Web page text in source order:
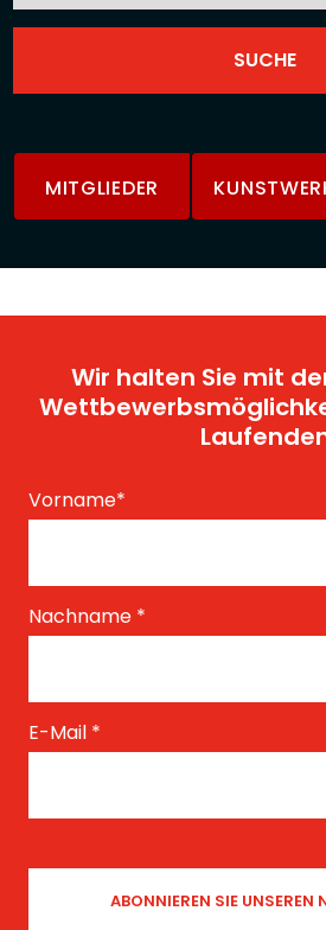
MITGLIEDER
Wir halten Sie mit
Vorname*
Nachname *
E-Mail *